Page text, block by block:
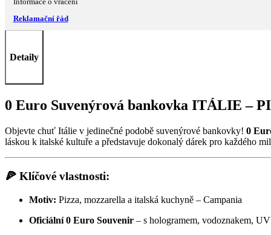
Reklamační řád
Detaily
0 Euro Suvenýrová bankovka ITÁLIE –
Objevte chuť Itálie v jedinečné podobě suvenýrové bankovky! 0
láskou k italské kultuře a představuje dokonalý dárek pro každého
🍕 Klíčové vlastnosti:
Motiv: Pizza, mozzarella a italská kuchyně – Campania
Oficiální 0 Euro Souvenir – s hologramem, vodoznakem,